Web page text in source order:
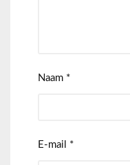
Naam *
E-mail *